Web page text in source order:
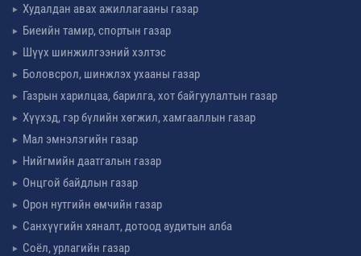
Худалдан авах ажиллагааны газар
Биеийн тамир, спортын газар
Шүүх шинжилгээний хэлтэс
Боловсрол, шинжлэх ухааны газар
Газрын харилцаа, барилга, хот байгуулалтын газар
Хүүхэд, гэр бүлийн хөгжил, хамгааллын газар
Мал эмнэлэгийн газар
Нийгмийн даатгалын газар
Онцгой байдлын газар
Орон нутгийн өмчийн газар
Санхүүгийн хяналт, дотоод аудитын алба
Соёл, урлагийн газар